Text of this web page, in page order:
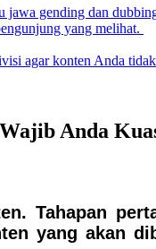
gending dan
yang melihat.
agar konten Anda
Anda
Tahapan
yang akan